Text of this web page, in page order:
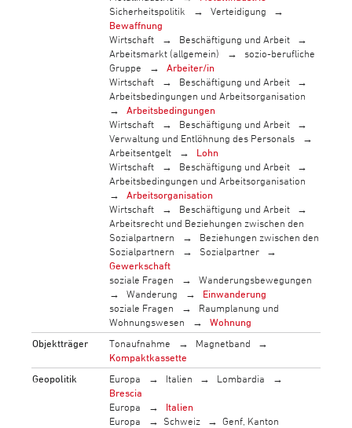
Sicherheitspolitik
Verteidigung
Bewaffnung
Wirtschaft
Beschäftigung und Arbeit
Arbeitsmarkt (allgemein)
sozio-berufliche
Gruppe
Arbeiter/in
Wirtschaft
Beschäftigung und Arbeit
Arbeitsbedingungen und Arbeitsorganisation
Arbeitsbedingungen
Wirtschaft
Beschäftigung und Arbeit
Verwaltung und Entlöhnung des Personals
Arbeitsentgelt
Lohn
Wirtschaft
Beschäftigung und Arbeit
Arbeitsbedingungen und Arbeitsorganisation
Arbeitsorganisation
Wirtschaft
Beschäftigung und Arbeit
Arbeitsrecht und Beziehungen zwischen den
Sozialpartnern
Beziehungen zwischen den
Sozialpartnern
Sozialpartner
Gewerkschaft
soziale Fragen
Wanderungsbewegungen
Wanderung
Einwanderung
soziale Fragen
Raumplanung und
Wohnungswesen
Wohnung
Objektträger
Tonaufnahme
Magnetband
Kompaktkassette
Geopolitik
Europa Italien
Lombardia
Brescia
Europa
Italien
Europa
Schweiz
Genf, Kanton